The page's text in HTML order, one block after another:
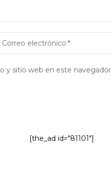
y sitio web en este
[the_ad id="81101"]